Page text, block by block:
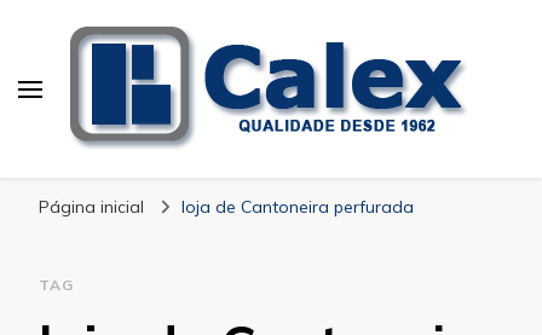
Industriais
Página inicial loja de Cantoneira perfurada
TAG